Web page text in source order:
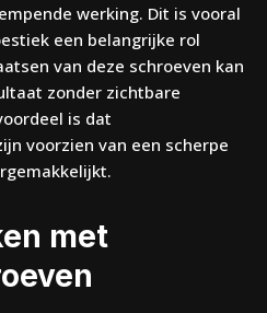
werking. Dit is vooral
een belangrijke rol
van deze schroeven kan
zonder zichtbare
is dat
voorzien van een scherpe
met